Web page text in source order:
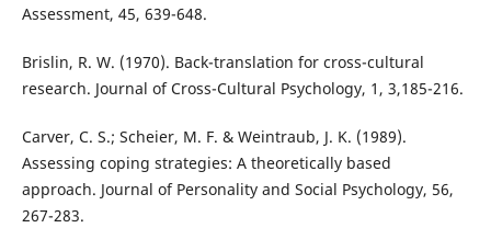
Assessment, 45, 639-648.
Brislin, R. W. (1970). Back-translation for cross-cultural
research. Journal of Cross-Cultural Psychology, 1, 3,185-216.
Carver, C. S.; Scheier, M. F. & Weintraub, J. K. (1989).
Assessing coping strategies: A theoretically based
approach. Journal of Personality and Social Psychology, 56,
267-283.